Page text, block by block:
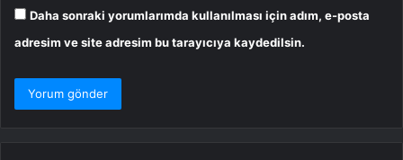
Daha sonraki yorumlarımda kullanılması için adım, e-posta
adresim ve site adresim bu tarayıcıya kaydedilsin.